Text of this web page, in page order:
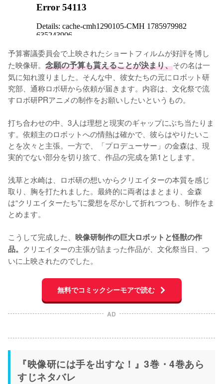
予算審議委員会で上映されたショートフィルムが好評を博し
た映像研。 念願の予算も貰えることが決まり、その名は一
気に知れ渡りました。そんな中、彼女たちの元にロボット研
究部、通称ロボ研から依頼が届きます。内容は、文化祭で流
すロボ研PRアニメの制作をお願いしたいというもの。
打ち合わせの中、3人は理想と現実のギャップにぶち当たりま
す。依頼主のロボットへの情熱は確かで、彼らはやりたいこ
とを次々と主張。一方で、「プロデューサー」の金森は、現
実的でない部分を切り捨て、作品の完成を第1とします。
浅草と水崎は、ロボ研の想いからクリエイターの本質を感じ
取り、胸を打たれました。最終的に両者はまとまり、金森
は“クリエイターたち”に愛想を尽かして折れつつも、制作をま
とめます。
こうして完成した、 映像研制作の巨大ロボットと怪獣の作
品。 クリエイターの主張が詰まった作品が、文化祭当日、つ
いに上映されたのでした。
無料でコミックシーモアで読む
AD
『映像研には手を出すな！』3巻・4巻あら
すじネタバレ